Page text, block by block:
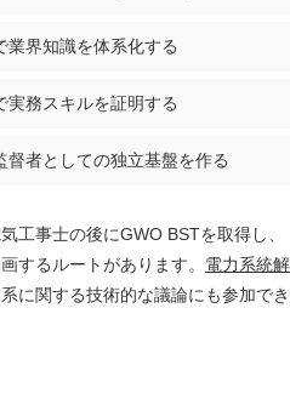
業界知識を体系化する
実務スキルを証明する
督者としての独立基盤を作る
工事士の後にGWO BSTを取得し、
するルートがあります。 電力系統解
に関する技術的な議論にも参加でき